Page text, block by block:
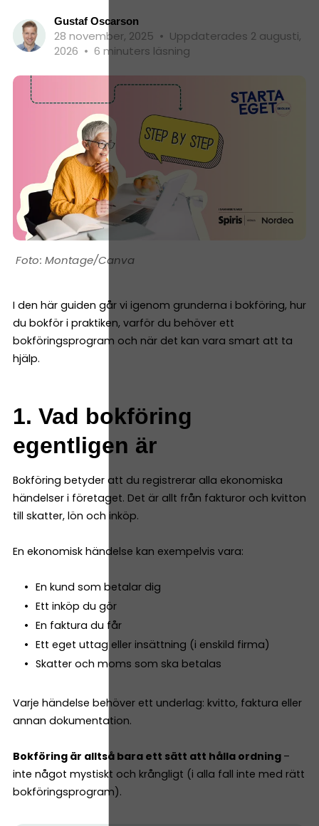
Gustaf Oscarson
28 november, 2025 • Uppdaterades 2 augusti,
2026 • 6 minuters läsning
Montage/Canva
I den här guiden går vi igenom grunderna i bokföring, hur
du bokför i praktiken, varför du behöver ett
bokföringsprogram och när det kan vara smart att ta
hjälp.
1. Vad bokföring
egentligen är
Bokföring betyder att du registrerar alla ekonomiska
händelser i företaget. Det är allt från fakturor och kvitton
till skatter, lön och inköp.
En ekonomisk händelse kan exempelvis vara:
En kund som betalar dig
Ett inköp du gör
En faktura du får
Ett eget uttag eller insättning (i enskild firma)
Skatter och moms som ska betalas
Varje händelse behöver ett underlag: kvitto, faktura eller
annan dokumentation.
Bokföring är alltså bara ett sätt att hålla ordning –
inte något mystiskt och krångligt (i alla fall inte med rätt
bokföringsprogram).